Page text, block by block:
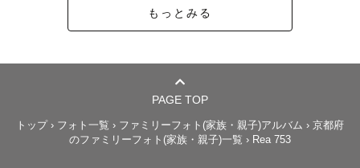
もっとみる
PAGE TOP
トップ › フォト一覧 › ファミリーフォト(家族・親子)アルバム › 京都府
のファミリーフォト(家族・親子)一覧 › Rea 753